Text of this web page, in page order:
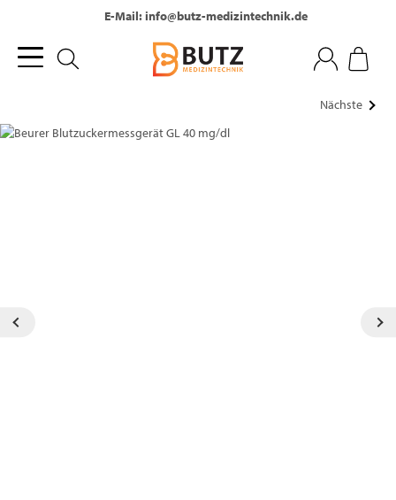
Tel.: +49 (0) 2236 - 330 860E-Mail: info@butz-medizintechnik.de
Nächste